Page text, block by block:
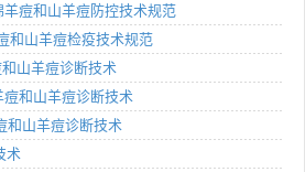
痘和山羊痘防控技术规范
和山羊痘检疫技术规范
山羊痘诊断技术
和山羊痘诊断技术
和山羊痘诊断技术
术